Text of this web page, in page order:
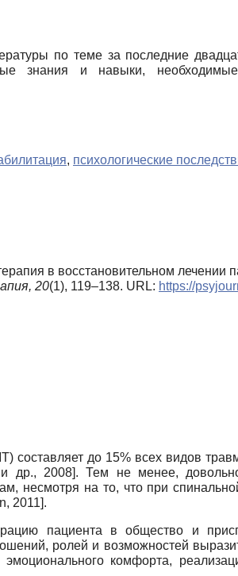
по теме за последние
знания и навыки,
, психологические
в восстановительном лечении
20(1), 119–138. URL: https://
составляет до 15% всех видов
др., 2008]. Тем не менее,
несмотря на то, что при
2011].
пациента в общество и
ролей и возможностей
комфорта,